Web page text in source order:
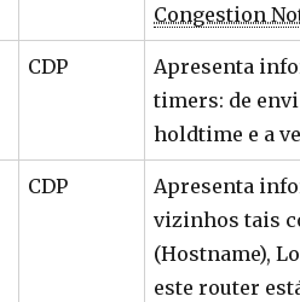
Congestion
CDP
Apresenta
timers: de
holdtime e a
CDP
Apresenta
vizinhos tais
(Hostname),
este router